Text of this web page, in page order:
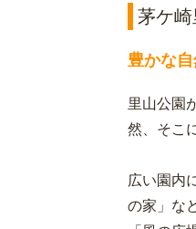
茅ケ
豊かな
里山公園
然、そこ
広い園内
の家」な